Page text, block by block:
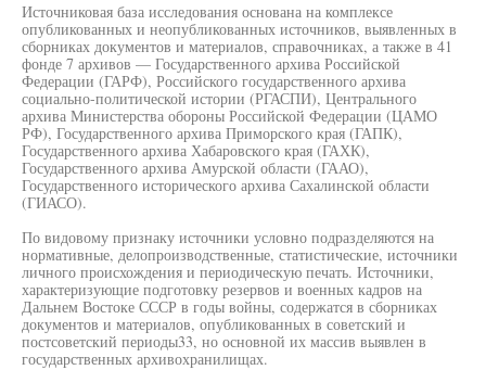
Источниковая база исследования основана на комплексе
опубликованных и неопубликованных источников, выявленных в
сборниках документов и материалов, справочниках, а также в 41
фонде 7 архивов — Государственного архива Российской
Федерации (ГАРФ), Российского государственного архива
социально-политической истории (РГАСПИ), Центрального
архива Министерства обороны Российской Федерации (ЦАМО
РФ), Государственного архива Приморского края (ГАПК),
Государственного архива Хабаровского края (ГАХК),
Государственного архива Амурской области (ГААО),
Государственного исторического архива Сахалинской области
(ГИАСО).
По видовому признаку источники условно подразделяются на
нормативные, делопроизводственные, статистические, источники
личного происхождения и периодическую печать. Источники,
характеризующие подготовку резервов и военных кадров на
Дальнем Востоке СССР в годы войны, содержатся в сборниках
документов и материалов, опубликованных в советский и
постсоветский периоды33, но основной их массив выявлен в
государственных архивохранилищах.